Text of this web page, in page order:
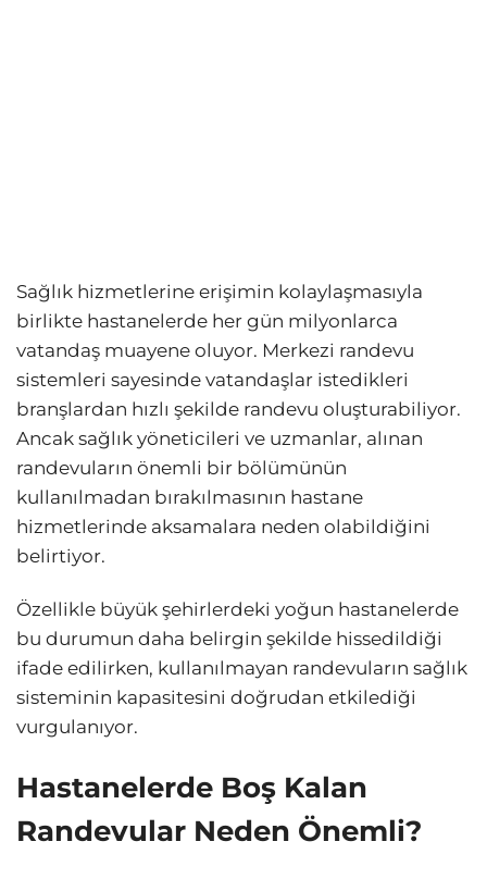
Sağlık hizmetlerine erişimin kolaylaşmasıyla
birlikte hastanelerde her gün milyonlarca
vatandaş muayene oluyor. Merkezi randevu
sistemleri sayesinde vatandaşlar istedikleri
branşlardan hızlı şekilde randevu oluşturabiliyor.
Ancak sağlık yöneticileri ve uzmanlar, alınan
randevuların önemli bir bölümünün
kullanılmadan bırakılmasının hastane
hizmetlerinde aksamalara neden olabildiğini
belirtiyor.
Özellikle büyük şehirlerdeki yoğun hastanelerde
bu durumun daha belirgin şekilde hissedildiği
ifade edilirken, kullanılmayan randevuların sağlık
sisteminin kapasitesini doğrudan etkilediği
vurgulanıyor.
Hastanelerde Boş Kalan
Randevular Neden Önemli?